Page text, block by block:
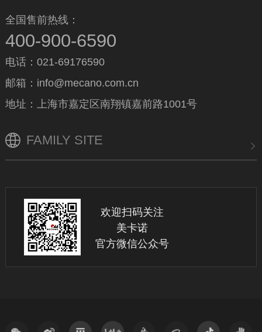
全国售前热线：
400-900-6590
电话：021-69176590
邮箱：info@mecano.com.cn
地址：上海市嘉定区南翔镇嘉前路1001号
FAMILY SITE
欢迎扫码关注
美卡诺
官方微信公众号